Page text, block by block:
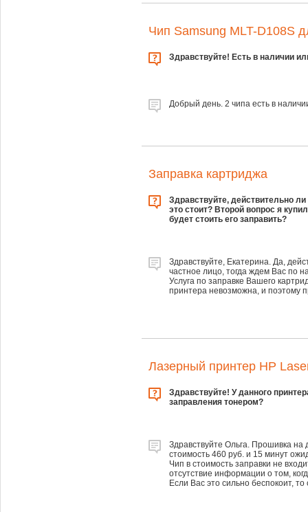
Чип Samsung MLT-D108S
Здравствуйте! Есть в наличии
Добрый день. 2 чипа есть в
Заправка картриджа
Здравствуйте, действительно
это стоит? Второй вопрос я
будет стоить его заправить?
Здравствуйте, Екатерина. Да,
частное лицо, тогда ждем Вас по
Услуга по заправке Вашего
принтера невозможна, и поэтому
Лазерный принтер HP
Здравствуйте! У данного
заправления тонером?
Здравствуйте Ольга. Прошивка на
стоимость 460 руб. и 15 минут
Чип в стоимость заправки не
отсутствие информации о том,
Если Вас это сильно беспокоит,